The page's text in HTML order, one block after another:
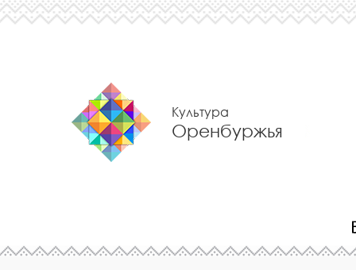
Культура
Оренбуржья